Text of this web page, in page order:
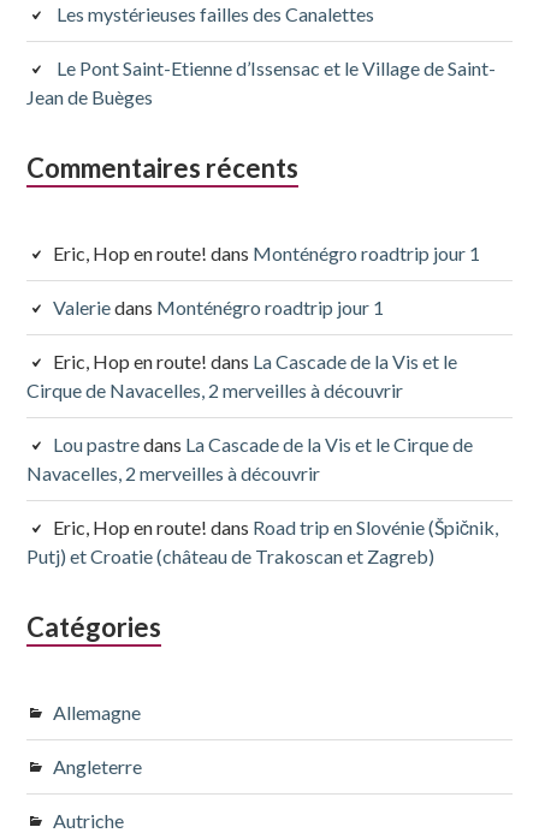
Les mystérieuses failles des Canalettes
Le Pont Saint-Etienne d’Issensac et le Village de Saint-
Jean de Buèges
Commentaires récents
Eric, Hop en route! dans Monténégro roadtrip jour 1
Valeriedans Monténégro roadtrip jour 1
Eric, Hop en route! dans La Cascade de la Vis et le
Cirque de Navacelles, 2 merveilles à découvrir
Lou pastredans La Cascade de la Vis et le Cirque de
Navacelles, 2 merveilles à découvrir
Eric, Hop en route! dans Road trip en Slovénie (Špičnik,
Putj) et Croatie (château de Trakoscan et Zagreb)
Catégories
Allemagne
Angleterre
Autriche